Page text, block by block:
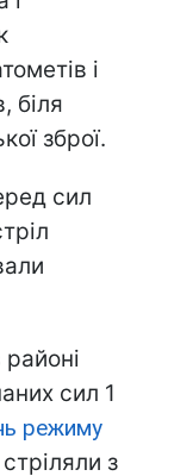
і
біля
зброї.
сил
сил 1
режиму
з